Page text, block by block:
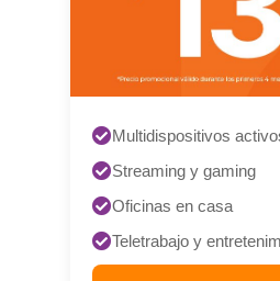
Multidispositivos
Streaming y gaming
Oficinas en casa
Teletrabajo y